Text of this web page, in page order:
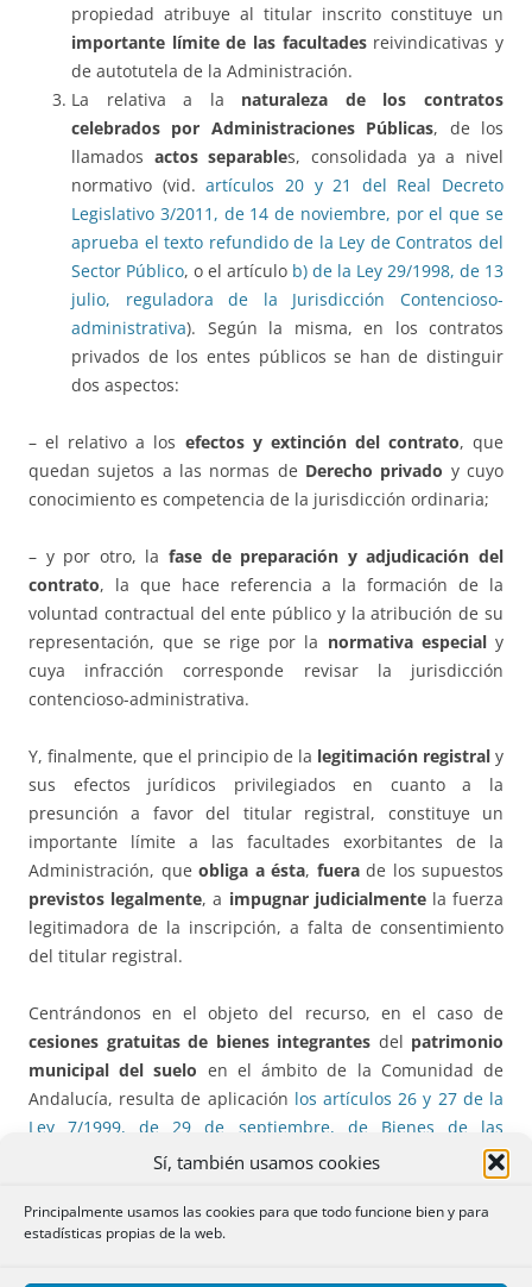
Sí, también usamos cookies
Principalmente usamos las cookies para que todo funcione bien y para
estadísticas propias de la web.
propiedad atribuye al titular inscrito constituye un
importante límite de las facultadesreivindicativas y
de autotutela de la Administración.
La relativa a la naturaleza de los contratos
celebrados por Administraciones Públicas, de los
llamados actos separables, consolidada ya a nivel
normativo (vid.artículos 20 y 21 del Real Decreto
Legislativo 3/2011, de 14 de noviembre, por el que se
aprueba el texto refundido de la Ley de Contratos del
Sector Público, o el artículo b) de la Ley 29/1998, de 13
julio, reguladora de la Jurisdicción Contencioso-
administrativa). Según la misma, en los contratos
privados de los entes públicos se han de distinguir
dos aspectos:
– el relativo a los efectos y extinción del contrato, que
quedan sujetos a las normas de Derecho privado y cuyo
conocimiento es competencia de la jurisdicción ordinaria;
– y por otro, la fase de preparación y adjudicación del
contrato, la que hace referencia a la formación de la
voluntad contractual del ente público y la atribución de su
representación, que se rige por la normativa especialy
cuya infracción corresponde revisar la jurisdicción
contencioso-administrativa.
Y, finalmente, que el principio de la legitimación registral y
sus efectos jurídicos privilegiados en cuanto a la
presunción a favor del titular registral, constituye un
importante límite a las facultades exorbitantes de la
Administración, que obliga a ésta, fuerade los supuestos
previstos legalmente, a impugnar judicialmentela fuerza
legitimadora de la inscripción, a falta de consentimiento
del titular registral.
Centrándonos en el objeto del recurso, en el caso de
cesiones gratuitas de bienes integrantes del patrimonio
municipal del suelo en el ámbito de la Comunidad de
Andalucía, resulta de aplicación los artículos 26 y 27 de la
Ley 7/1999, de 29 de septiembre, de Bienes de las
Entidades Locales de Andalucía, y elDecreto 18/2006, de
24 de enero, por el que se aprueba el Reglamento de
Bienes de las Entidades Locales de Andalucía, que en su
artículo 50.6, establece que las cesiones gratuitas de